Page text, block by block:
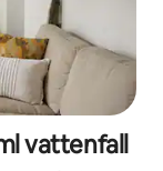
vattenfall